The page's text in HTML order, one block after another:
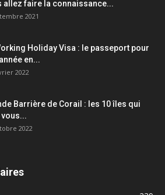
allez faire la connaissance...
2021
Holiday Visa : le passeport pour
en...
2022
Barrière de Corail : les 10 îles qui
2022